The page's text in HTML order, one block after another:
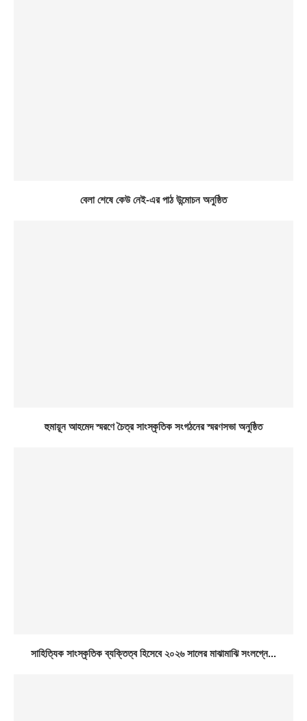
বেলা শেষে কেউ নেই-এর পাঠ উন্মোচন অনুষ্ঠিত
হুমায়ূন আহমেদ স্মরণে চৈত্র সাংস্কৃতিক সংগঠনের স্মরণসভা অনুষ্ঠিত
সাহিত্যিক সাংস্কৃতিক ব্যক্তিত্ব হিসেবে ২০২৬ সালের মাঝামাঝি সংলগ্নে...